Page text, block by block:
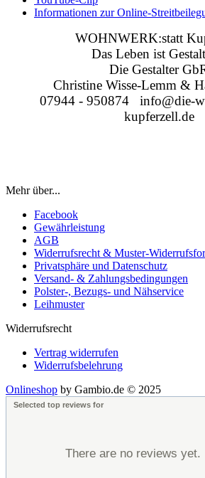
Informationen zur Online-
WOHNWERK:statt
Das Leben ist
Die Gestalter
Christine Wisse-Lemm &
07944 - 950874 info@die-
kupferzell.de
Mehr über...
Facebook
Gewährleistung
AGB
Widerrufsrecht & Muster-
Privatsphäre und Datenschutz
Versand- & Zahlungsbedingungen
Polster-, Bezugs- und Nähservice
Leihmuster
Widerrufsrecht
Vertrag widerrufen
Widerrufsbelehrung
Onlineshop by Gambio.de © 2025
Selected top reviews for
There are no reviews yet.